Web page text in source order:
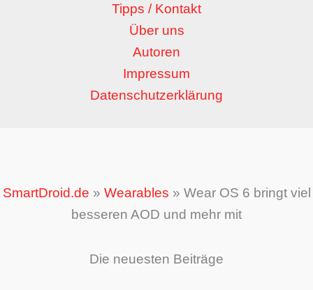
Tipps / Kontakt
Über uns
Autoren
Impressum
Datenschutzerklärung
SmartDroid.de » Wearables » Wear OS 6 bringt viel
besseren AOD und mehr mit
Die neuesten Beiträge